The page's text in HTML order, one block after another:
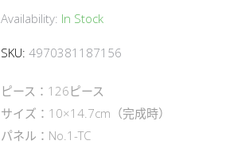
Availability: In Stock
SKU: 4970381187156
ピース：126ピース
サイズ：10×14.7cm（完成時）
パネル：No.1-TC